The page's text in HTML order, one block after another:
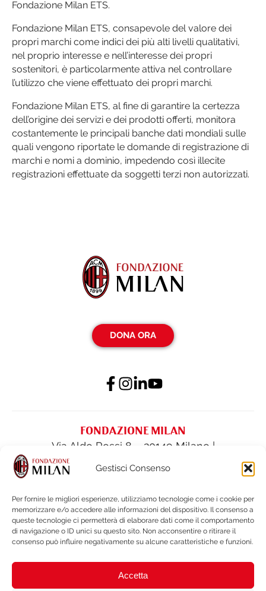
Gestisci Consenso
Per fornire le migliori esperienze, utilizziamo tecnologie come i cookie per
memorizzare e/o accedere alle informazioni del dispositivo. Il consenso a
queste tecnologie ci permetterà di elaborare dati come il comportamento
di navigazione o ID unici su questo sito. Non acconsentire o ritirare il
consenso può influire negativamente su alcune caratteristiche e funzioni.
Accetta
Fondazione Milan ETS.
Fondazione Milan ETS, consapevole del valore dei
propri marchi come indici dei più alti livelli qualitativi,
nel proprio interesse e nell’interesse dei propri
sostenitori, è particolarmente attiva nel controllare
l’utilizzo che viene effettuato dei propri marchi.
Fondazione Milan ETS, al fine di garantire la certezza
dell’origine dei servizi e dei prodotti offerti, monitora
costantemente le principali banche dati mondiali sulle
quali vengono riportate le domande di registrazione di
marchi e nomi a dominio, impedendo così illecite
registrazioni effettuate da soggetti terzi non autorizzati.
DONA ORA
FONDAZIONE MILAN
Via Aldo Rossi 8 – 20149 Milano |
fondazione@acmilan.com
62284522
PRIVACY POLICY
COOKIE POLICY
BILANCI E DOCUMENTI
NOTE LEGALI e WHISTLEBLOWING
BRAND PROTECTION